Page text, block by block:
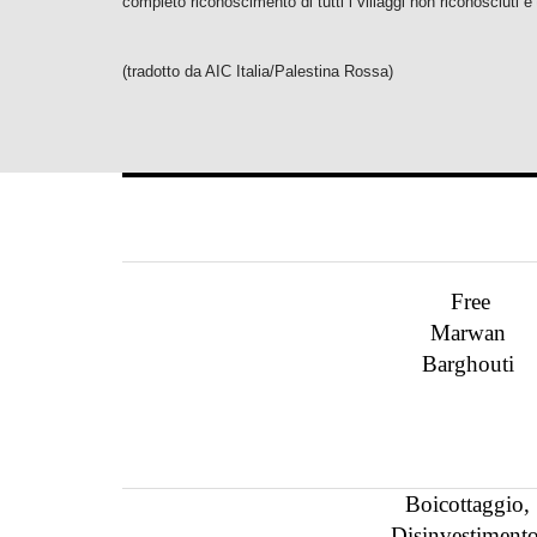
(tradotto da AIC Italia/Palestina Rossa)
Free
Marwan
Barghouti
Boicottaggio,